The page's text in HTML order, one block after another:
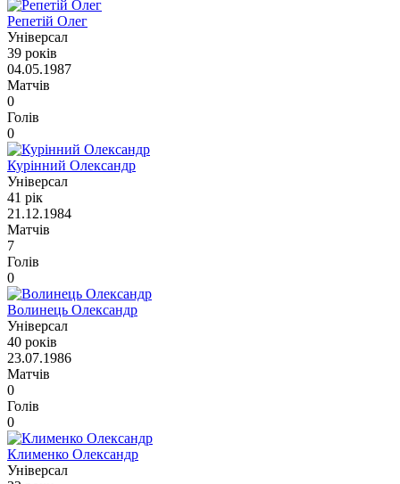
Репетій Олег
Універсал
39 років
04.05.1987
Матчів
0
Голів
0
Курінний Олександр
Універсал
41 рік
21.12.1984
Матчів
7
Голів
0
Волинець Олександр
Універсал
40 років
23.07.1986
Матчів
0
Голів
0
Клименко Олександр
Універсал